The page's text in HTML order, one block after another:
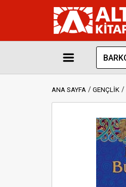
ANA SAYFA GENÇLİK